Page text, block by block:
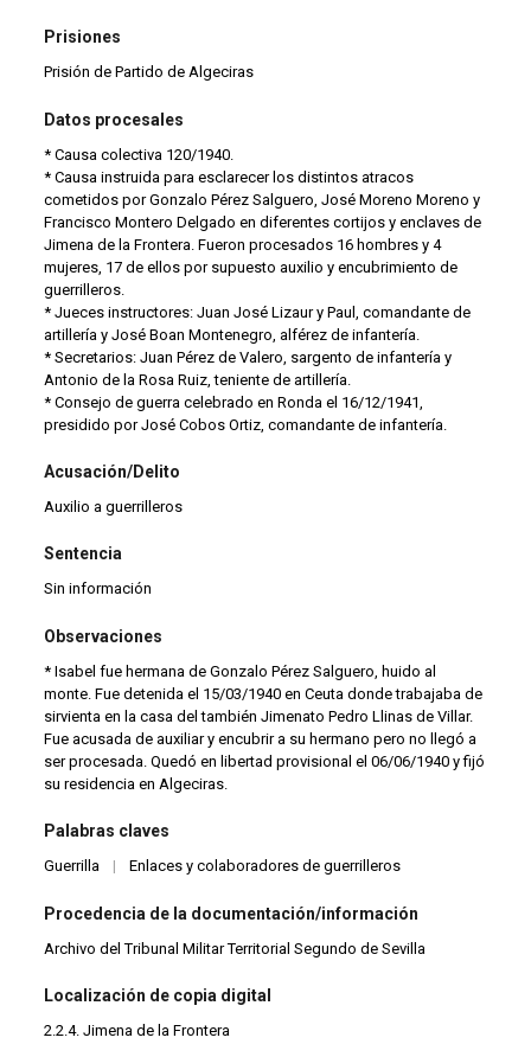
Prisiones
Prisión de Partido de Algeciras
Datos procesales
* Causa colectiva 120/1940.
* Causa instruida para esclarecer los distintos atracos
cometidos por Gonzalo Pérez Salguero, José Moreno Moreno y
Francisco Montero Delgado en diferentes cortijos y enclaves de
Jimena de la Frontera. Fueron procesados 16 hombres y 4
mujeres, 17 de ellos por supuesto auxilio y encubrimiento de
guerrilleros.
* Jueces instructores: Juan José Lizaur y Paul, comandante de
artillería y José Boan Montenegro, alférez de infantería.
* Secretarios: Juan Pérez de Valero, sargento de infantería y
Antonio de la Rosa Ruiz, teniente de artillería.
* Consejo de guerra celebrado en Ronda el 16/12/1941,
presidido por José Cobos Ortiz, comandante de infantería.
Acusación/Delito
Auxilio a guerrilleros
Sentencia
Sin información
Observaciones
* Isabel fue hermana de Gonzalo Pérez Salguero, huido al
monte. Fue detenida el 15/03/1940 en Ceuta donde trabajaba de
sirvienta en la casa del también Jimenato Pedro Llinas de Villar.
Fue acusada de auxiliar y encubrir a su hermano pero no llegó a
ser procesada. Quedó en libertad provisional el 06/06/1940 y fijó
su residencia en Algeciras.
Palabras claves
Guerrilla | Enlaces y colaboradores de guerrilleros
Procedencia de la documentación/información
Archivo del Tribunal Militar Territorial Segundo de Sevilla
Localización de copia digital
2.2.4. Jimena de la Frontera